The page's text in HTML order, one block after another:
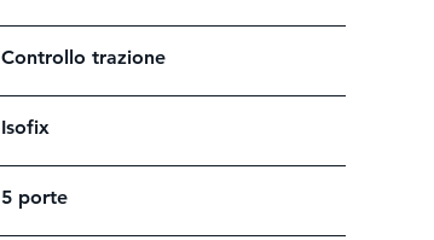
Controllo trazione
Isofix
5 porte